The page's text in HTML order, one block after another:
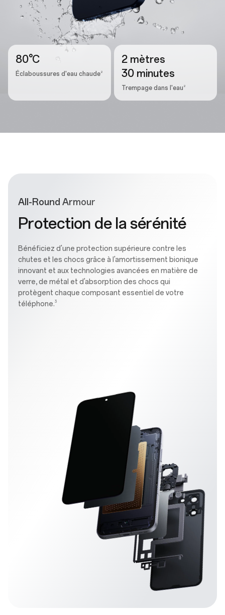
80°C
Éclaboussures d'eau chaude2
2 mètres
30 minutes
Trempage dans l'eau 2
All-Round Armour
Protection de la sérénité
Bénéficiez d'une protection supérieure contre les
chutes et les chocs grâce à l'amortissement bionique
innovant et aux technologies avancées en matière de
verre, de métal et d'absorption des chocs qui
protègent chaque composant essentiel de votre
téléphone.3